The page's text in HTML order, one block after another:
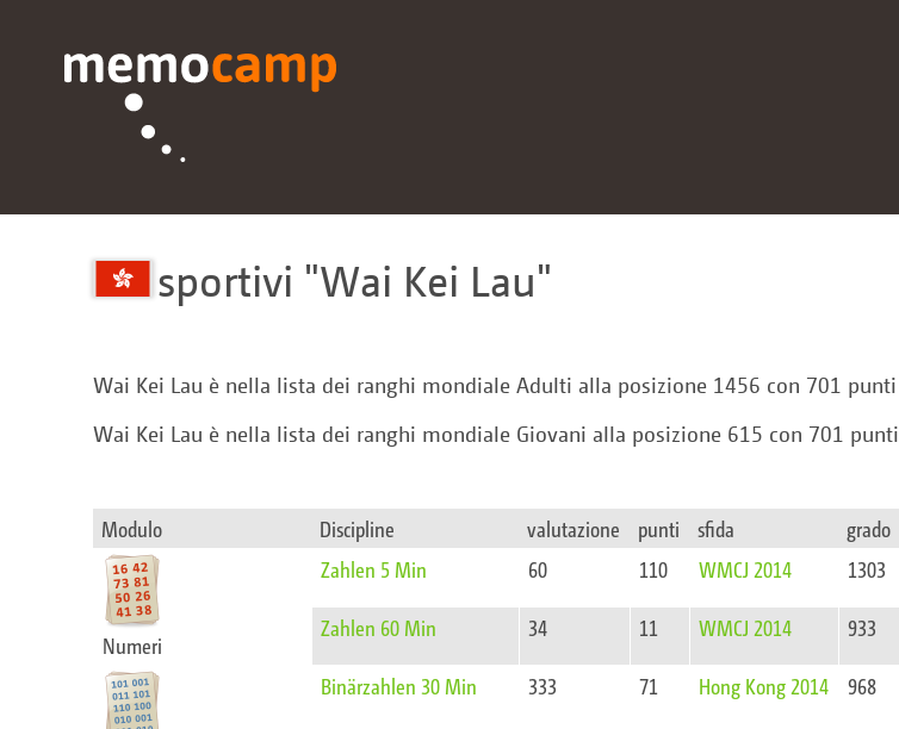
sportivi Wai Kei Lau
Wai Kei Lau è nella lista dei ranghi mondiale Adulti alla posizione 1456 con 701 punti
Wai Kei Lau è nella lista dei ranghi mondiale Giovani alla posizione 615 con 701 punti
Modulo Discipline valutazione punti sfida grado
Numeri
Zahlen 5 Min 60 110 WMCJ 2014 1303
Zahlen 60 Min 34 11 WMCJ 2014 933
Binärzahlen 30 Min 333 71 Hong Kong 2014 968